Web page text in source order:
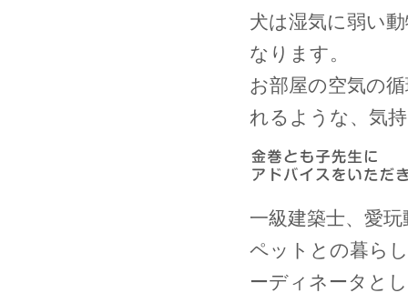
犬は湿気に弱い
なります。
お部屋の空気の
れるような、気
一級建築士、愛
ペットとの暮ら
ーディネータと